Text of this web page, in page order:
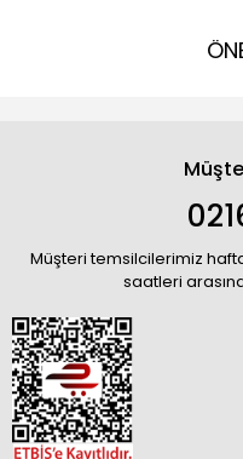
Müşteri temsilcilerimiz hafta
saatleri